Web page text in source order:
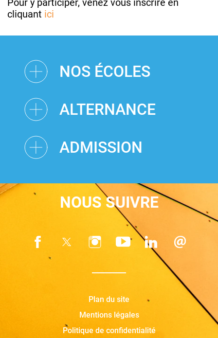
cliquant ici
NOS ÉCOLES
ALTERNANCE
ADMISSION
NOUS SUIVRE
Plan du site
Mentions légales
Politique de confidentialité